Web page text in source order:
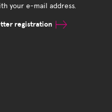
your e-mail address.
registration